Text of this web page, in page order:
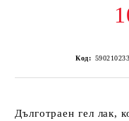
Код:
Дълготраен гел лак,